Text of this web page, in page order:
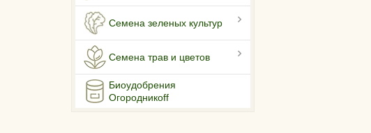
Семена зеленых культур
Семена трав и цветов
Биоудобрения
Огородникоff